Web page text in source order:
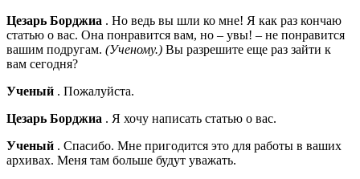
Цезарь Борджиа . Но ведь вы шли ко мне! Я как раз кончаю
статью о вас. Она понравится вам, но – увы! – не понравится
вашим подругам. (Ученому.) Вы разрешите еще раз зайти к
вам сегодня?
Ученый . Пожалуйста.
Цезарь Борджиа . Я хочу написать статью о вас.
Ученый . Спасибо. Мне пригодится это для работы в ваших
архивах. Меня там больше будут уважать.